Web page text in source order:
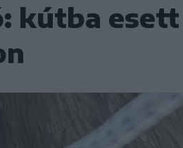
kútba esett